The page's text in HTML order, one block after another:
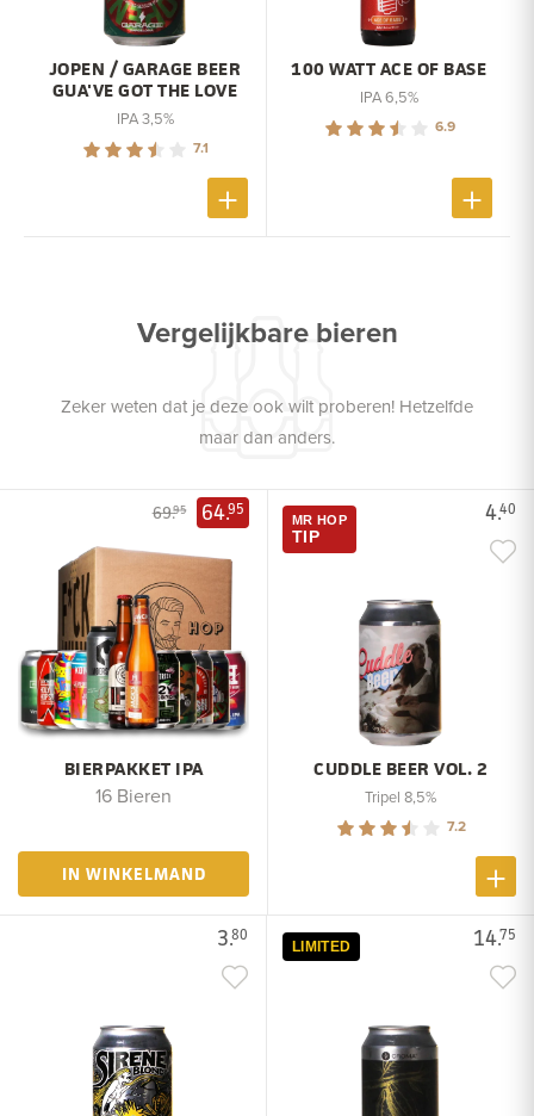
JOPEN / GARAGE BEER
GUA'VE GOT THE LOVE
IPA 3,5%
7.1
100 WATT ACE OF BASE
IPA 6,5%
6.9
Vergelijkbare bieren
Zeker weten dat je deze ook wilt proberen! Hetzelfde
maar dan anders.
69.95 64.95
BIERPAKKET IPA
16 Bieren
IN WINKELMAND
4.40
MR HOP
TIP
CUDDLE BEER VOL. 2
Tripel 8,5%
7.2
3.80 14.75
LIMITED